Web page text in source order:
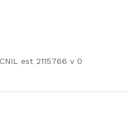
est 2115766 v 0